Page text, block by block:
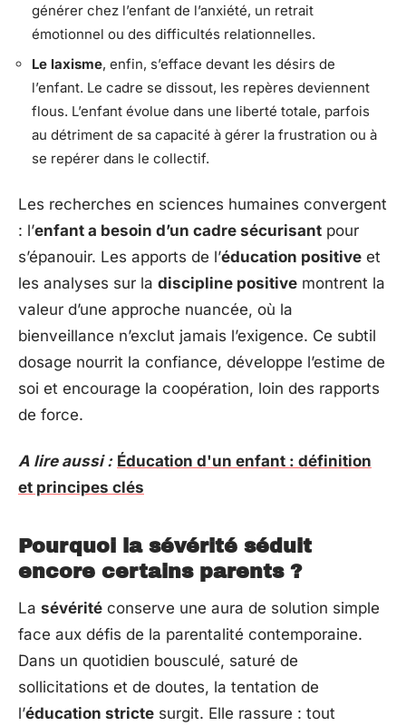
générer chez l’enfant de l’anxiété, un retrait
émotionnel ou des difficultés relationnelles.
Le laxisme, enfin, s’efface devant les désirs de
l’enfant. Le cadre se dissout, les repères deviennent
flous. L’enfant évolue dans une liberté totale, parfois
au détriment de sa capacité à gérer la frustration ou à
se repérer dans le collectif.
Les recherches en sciences humaines convergent
: l’enfant a besoin d’un cadre sécurisant pour
s’épanouir. Les apports de l’éducation positive et
les analyses sur la discipline positive montrent la
valeur d’une approche nuancée, où la
bienveillance n’exclut jamais l’exigence. Ce subtil
dosage nourrit la confiance, développe l’estime de
soi et encourage la coopération, loin des rapports
de force.
A lire aussi : Éducation d'un enfant : définition
et principes clés
Pourquoi la sévérité séduit
encore certains parents ?
La sévérité conserve une aura de solution simple
face aux défis de la parentalité contemporaine.
Dans un quotidien bousculé, saturé de
sollicitations et de doutes, la tentation de
l’éducation stricte surgit. Elle rassure : tout